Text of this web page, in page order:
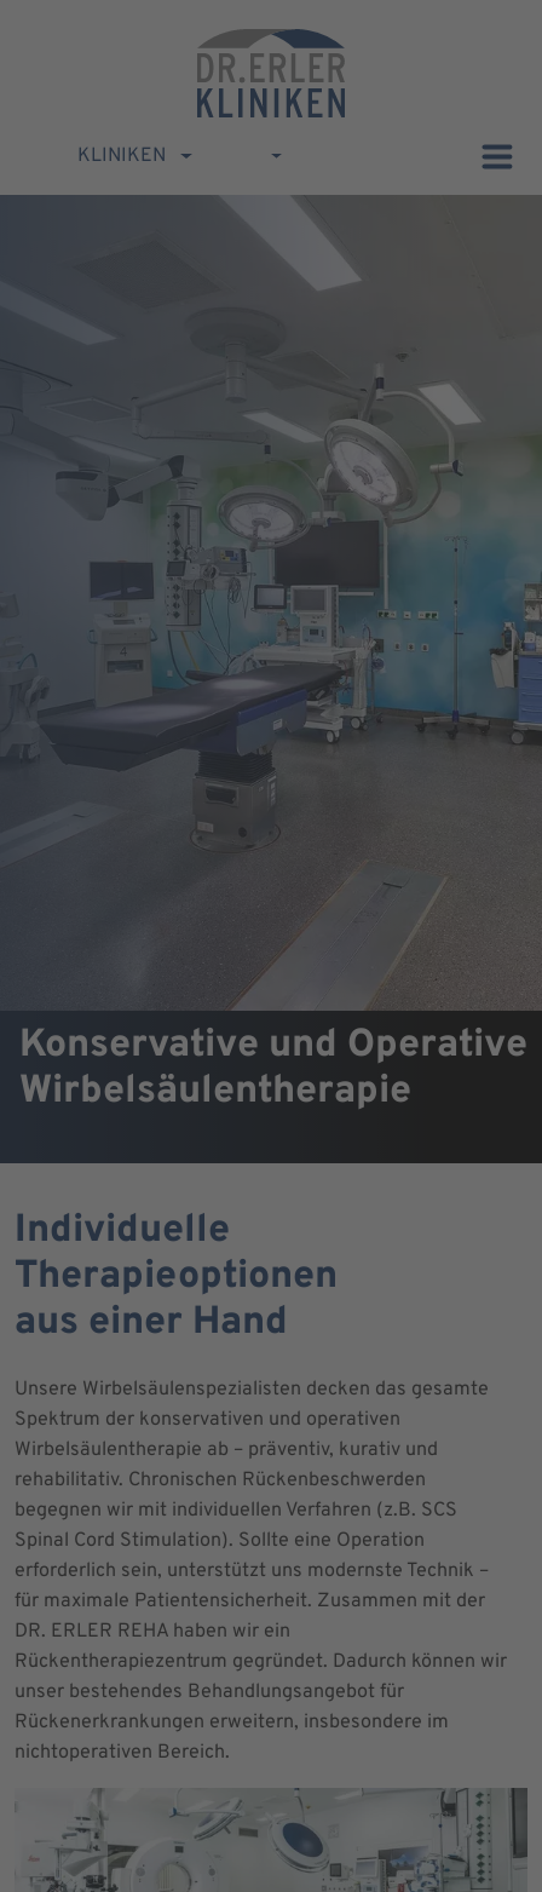
KLINIKEN
Konservative und Operative
Wirbelsäulentherapie
Individuelle
Therapieoptionen
aus einer Hand
Unsere Wirbelsäulenspezialisten decken das gesamte
Spektrum der konservativen und operativen
Wirbelsäulentherapie ab – präventiv, kurativ und
rehabilitativ. Chronischen Rückenbeschwerden
begegnen wir mit individuellen Verfahren (z.B. SCS
Spinal Cord Stimulation). Sollte eine Operation
erforderlich sein, unterstützt uns modernste Technik –
für maximale Patientensicherheit. Zusammen mit der
DR. ERLER REHA haben wir ein
Rückentherapiezentrum gegründet. Dadurch können wir
unser bestehendes Behandlungsangebot für
Rückenerkrankungen erweitern, insbesondere im
nichtoperativen Bereich.